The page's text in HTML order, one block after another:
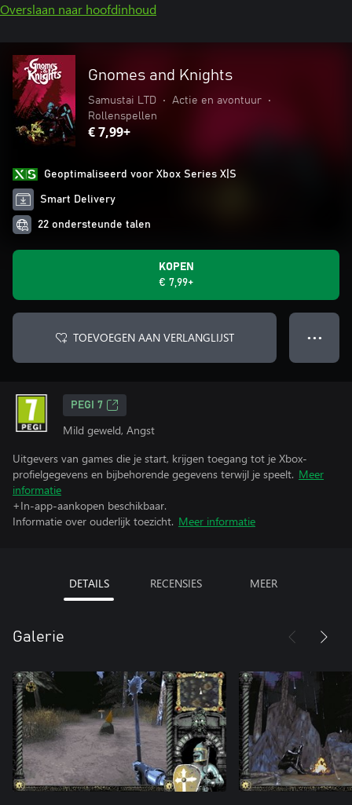
Overslaan naar hoofdinhoud
Gnomes and Knights
Samustai LTD • Actie en avontuur
•
Rollenspellen
€ 7,99+
Geoptimaliseerd voor Xbox Series X|S
Smart Delivery
22 ondersteunde talen
KOPEN
€ 7,99+
TOEVOEGEN AAN VERLANGLIJST ● ● ●
PEGI 7
Mild geweld, Angst
Uitgevers van games die je start, krijgen toegang tot je Xbox-
profielgegevens en bijbehorende gegevens terwijl je speelt. Meer
informatie
+In-app-aankopen beschikbaar.
Informatie over ouderlijk toezicht. Meer informatie
DETAILS RECENSIES MEER
Galerie